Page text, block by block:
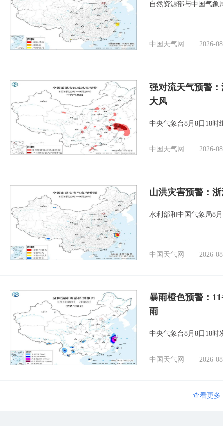
自然资源部与中国气象
中国天气网 2026-
强对流天气预警
大风
中央气象台8月8日18时
中国天气网 2026-
山洪灾害预警：
水利部和中国气象局8
中国天气网 2026-
暴雨橙色预警：
雨
中央气象台8月8日18时
中国天气网 2026-
查看更多